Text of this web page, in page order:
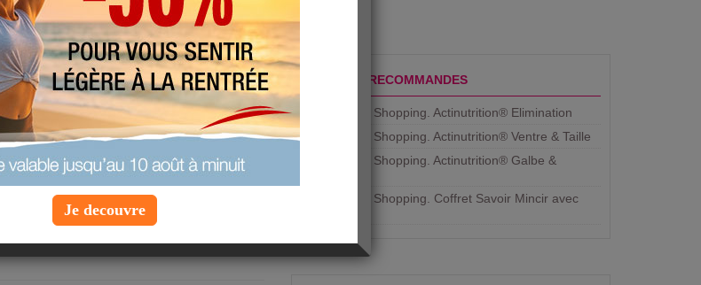
vendredi 22 septembre 2017
pas déjà bien suffisant.
PRODUITS RECOMMANDES
Aujourdhui Shopping. Actinutrition® Elimination
Aujourdhui Shopping. Actinutrition® Ventre & Taille
Aujourdhui Shopping. Actinutrition® Galbe &
Aujourdhui Shopping. ​Coffret Savoir Mincir avec
Je decouvre